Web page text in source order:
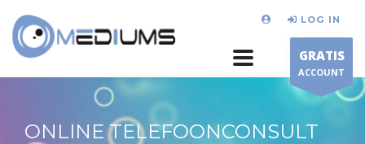
LOG IN
GRATIS
ACCOUNT
ONLINE TELEFOONCONSULT